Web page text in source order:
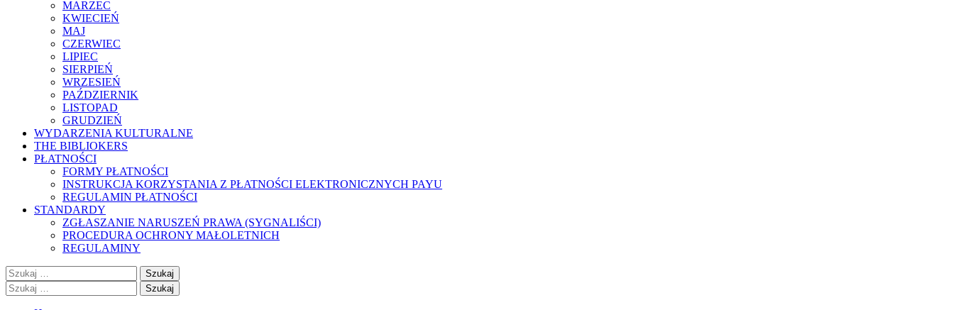
MARZEC
KWIECIEŃ
MAJ
CZERWIEC
LIPIEC
SIERPIEŃ
WRZESIEŃ
PAŹDZIERNIK
LISTOPAD
GRUDZIEŃ
WYDARZENIA KULTURALNE
THE BIBLIOKERS
PŁATNOŚCI
FORMY PŁATNOŚCI
INSTRUKCJA KORZYSTANIA Z PŁATNOŚCI ELEKTRONICZNYCH PAYU
REGULAMIN PŁATNOŚCI
STANDARDY
ZGŁASZANIE NARUSZEŃ PRAWA (SYGNALIŚCI)
PROCEDURA OCHRONY MAŁOLETNICH
REGULAMINY
Szukaj:
Szukaj: